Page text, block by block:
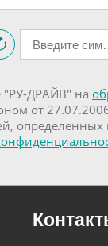
"РУ-ДРАЙВ" на
от